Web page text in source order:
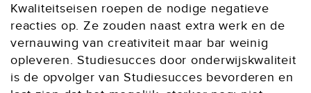
Kwaliteitseisen roepen de nodige negatieve
reacties op. Ze zouden naast extra werk en de
vernauwing van creativiteit maar bar weinig
opleveren. Studiesucces door onderwijskwaliteit
is de opvolger van Studiesucces bevorderen en